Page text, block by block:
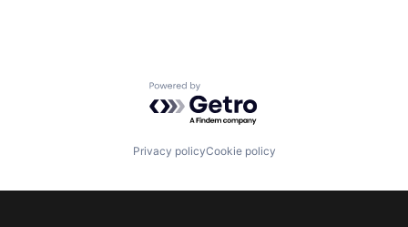
Powered by Getro.com
Privacy policyCookie policy